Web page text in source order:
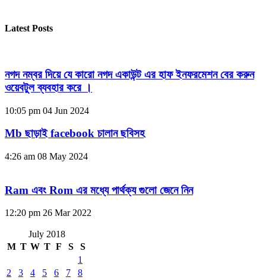
Latest Posts
নগদ নম্বর দিয়ে যে কারো নগদ একাউন্ট এর হাফ ইনফরমেশন বের করুন
ওয়েবটুল ব্যবহার করে ।
10:05 pm 04 Jun 2024
Mb ছাড়াই facebook চালান ছবিসহ
4:26 am 08 May 2024
Ram এবং Rom এর মধ্যে পার্থক্য গুলো জেনে নিন
12:20 pm 26 Mar 2022
July 2018
M T W T F S
S
1
2
3 4 5 6 7
8